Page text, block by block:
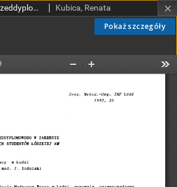
Pokaż szczegóły
Proces kształcenia przeddyplomowego w zakresie medycyny pracy w opiniach studentów łódzkiej AM Kubica, Renata